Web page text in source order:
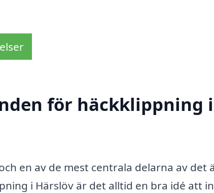
för häckklippning i
en av de mest centrala delarna av det
i Härslöv är det alltid en bra idé att